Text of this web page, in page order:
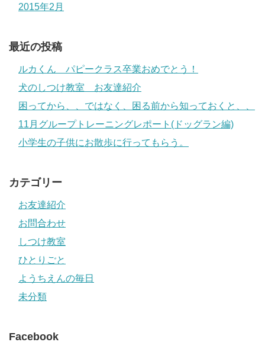
2015年2月
最近の投稿
ルカくん パピークラス卒業おめでとう！
犬のしつけ教室 お友達紹介
困ってから、、ではなく、困る前から知っておくと、、
11月グループトレーニングレポート(ドッグラン編)
小学生の子供にお散歩に行ってもらう。
カテゴリー
お友達紹介
お問合わせ
しつけ教室
ひとりごと
ようちえんの毎日
未分類
Facebook